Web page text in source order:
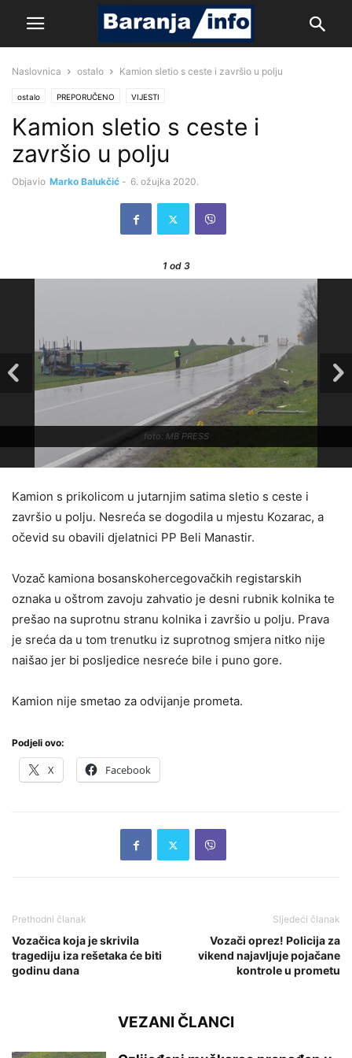
Naslovnica ostalo Kamion sletio s ceste i završio u polju
ostalo PREPORUČENO VIJESTI
Kamion sletio s ceste i
završio u polju
Objavio Marko Balukčić - 6. ožujka 2020.
1od 3
foto: MB PRESS
Kamion s prikolicom u jutarnjim satima sletio s ceste i
završio u polju. Nesreća se dogodila u mjestu Kozarac, a
očevid su obavili djelatnici PP Beli Manastir.
Vozač kamiona bosanskohercegovačkih registarskih
oznaka u oštrom zavoju zahvatio je desni rubnik kolnika te
prešao na suprotnu stranu kolnika i završio u polju. Prava
je sreća da u tom trenutku iz suprotnog smjera nitko nije
naišao jer bi posljedice nesreće bile i puno gore.
Kamion nije smetao za odvijanje prometa.
Podjeli ovo:
X Facebook
Prethodni članak
Vozačica koja je skrivila
tragediju iza rešetaka će biti
godinu dana
Sljedeći članak
Vozači oprez! Policija za
vikend najavljuje pojačane
kontrole u prometu
VEZANI ČLANCI